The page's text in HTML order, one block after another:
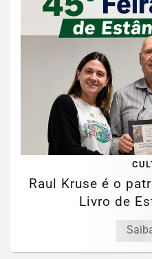
Raul Kruse é o
Livro de